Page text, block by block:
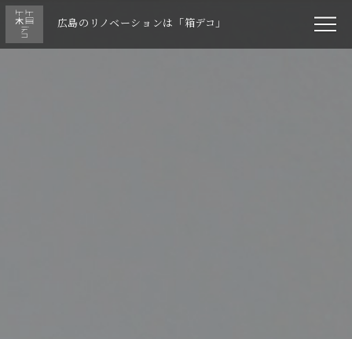
広島のリノベーションは「箱デコ」